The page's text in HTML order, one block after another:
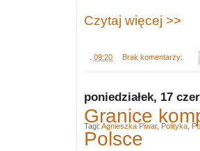
Czytaj więcej >>
09:20 Brak komentarzy:
poniedziałek, 17
Granice
Polsce
Tagi: Agnieszka Piwar, Polityka